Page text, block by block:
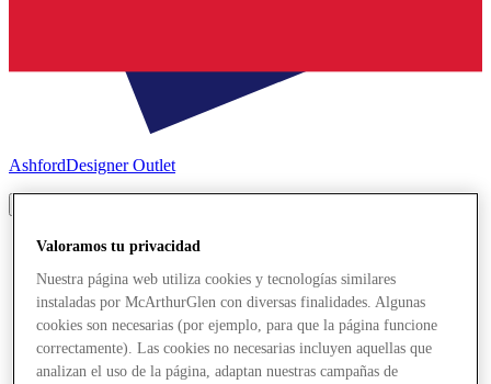
AshfordDesigner Outlet
Valoramos tu privacidad
Nuestra página web utiliza cookies y tecnologías similares
instaladas por McArthurGlen con diversas finalidades. Algunas
cookies son necesarias (por ejemplo, para que la página funcione
correctamente). Las cookies no necesarias incluyen aquellas que
analizan el uso de la página, adaptan nuestras campañas de